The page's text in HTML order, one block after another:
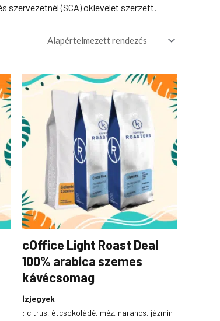
szervezetnél (SCA) oklevelet szerzett.
cOffice Light Roast Deal
100% arabica szemes
kávécsomag
Ízjegyek
: citrus, étcsokoládé, méz, narancs, jázmin